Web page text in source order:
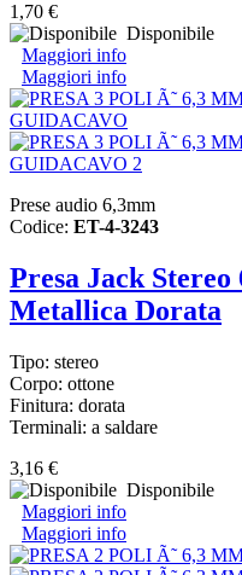
1,70 €
Disponibile
Maggiori info
Maggiori info
Prese audio 6,3mm
Codice: ET-4-3243
Presa Jack Stereo
Metallica Dorata
Tipo: stereo
Corpo: ottone
Finitura: dorata
Terminali: a saldare
3,16 €
Disponibile
Maggiori info
Maggiori info